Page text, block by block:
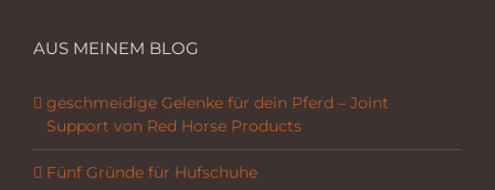
AUS MEINEM BLOG
geschmeidige Gelenke für dein Pferd – Joint
Support von Red Horse Products
Fünf Gründe für Hufschuhe